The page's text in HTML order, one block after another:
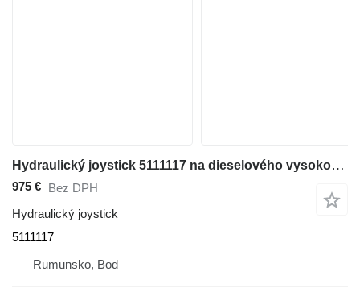
Hydraulický joystick 5111117 na dieselového vysokozdvižného vozíka Jungheinrich
975 € Bez DPH
Hydraulický joystick
5111117
Rumunsko, Bod